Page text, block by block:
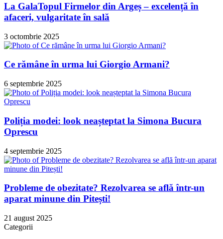
La GalaTopul Firmelor din Argeș – excelență în
afaceri, vulgaritate în sală
3 octombrie 2025
Ce rămâne în urma lui Giorgio Armani?
6 septembrie 2025
Poliția modei: look neașteptat la Simona Bucura
Oprescu
4 septembrie 2025
Probleme de obezitate? Rezolvarea se află într-un
aparat minune din Pitești!
21 august 2025
Categorii